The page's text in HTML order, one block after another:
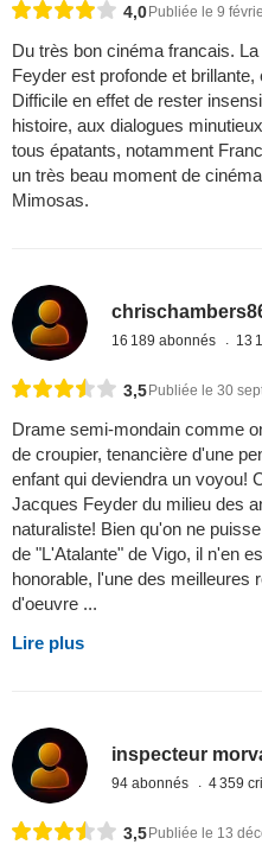
4,0Publiée le 9
Du très bon cinéma francais.
Feyder est profonde et
Difficile en effet de rester
histoire, aux dialogues
tous épatants, notamment
un très beau moment de
Mimosas.
16 189 abonnés 13
3,5Publiée le 30
Drame semi-mondain comme
de croupier, tenancière d'une
enfant qui deviendra un voyou!
Jacques Feyder du milieu des
naturaliste! Bien qu'on ne
de "L'Atalante" de Vigo, il n'en
honorable, l'une des meilleures
d'oeuvre ...
Lire plus
inspecteur
94 abonnés 4 359
3,5 Publiée le 13